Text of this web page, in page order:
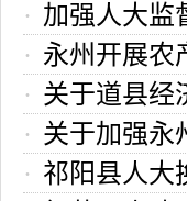
加强人大监
永州开展农
关于道县经
关于加强永
思考
祁阳县人大